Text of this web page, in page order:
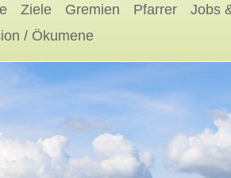
Ziele Gremien Pfarrer Jobs
/ Ökumene